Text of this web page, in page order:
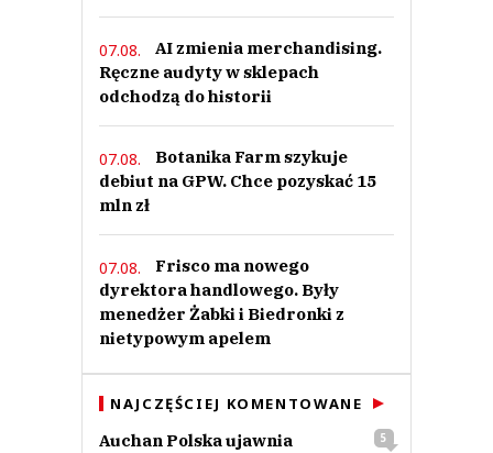
07.08.
AI zmienia merchandising.
Ręczne audyty w sklepach
odchodzą do historii
07.08.
Botanika Farm szykuje
debiut na GPW. Chce pozyskać 15
mln zł
07.08.
Frisco ma nowego
dyrektora handlowego. Były
menedżer Żabki i Biedronki z
nietypowym apelem
NAJCZĘŚCIEJ KOMENTOWANE
Auchan Polska ujawnia
5